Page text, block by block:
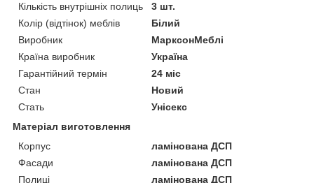
Кількість внутрішніх полиць
3 шт.
Колір (відтінок) меблів
Білий
Виробник
МарксонМеблі
Країна виробник
Україна
Гарантійний термін
24 міс
Стан
Новий
Стать
Унісекс
Матеріал виготовлення
Корпус
ламінована ДСП
Фасади
ламінована ДСП
Полиці
ламінована ДСП